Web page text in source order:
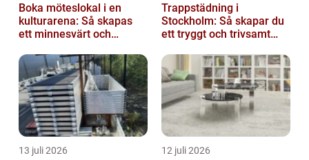
Boka möteslokal i en
kulturarena: Så skapas
ett minnesvärt och
Trappstädning i
Stockholm: Så skapar du
ett tryggt och trivsamt
13 juli 2026 12 juli 2026